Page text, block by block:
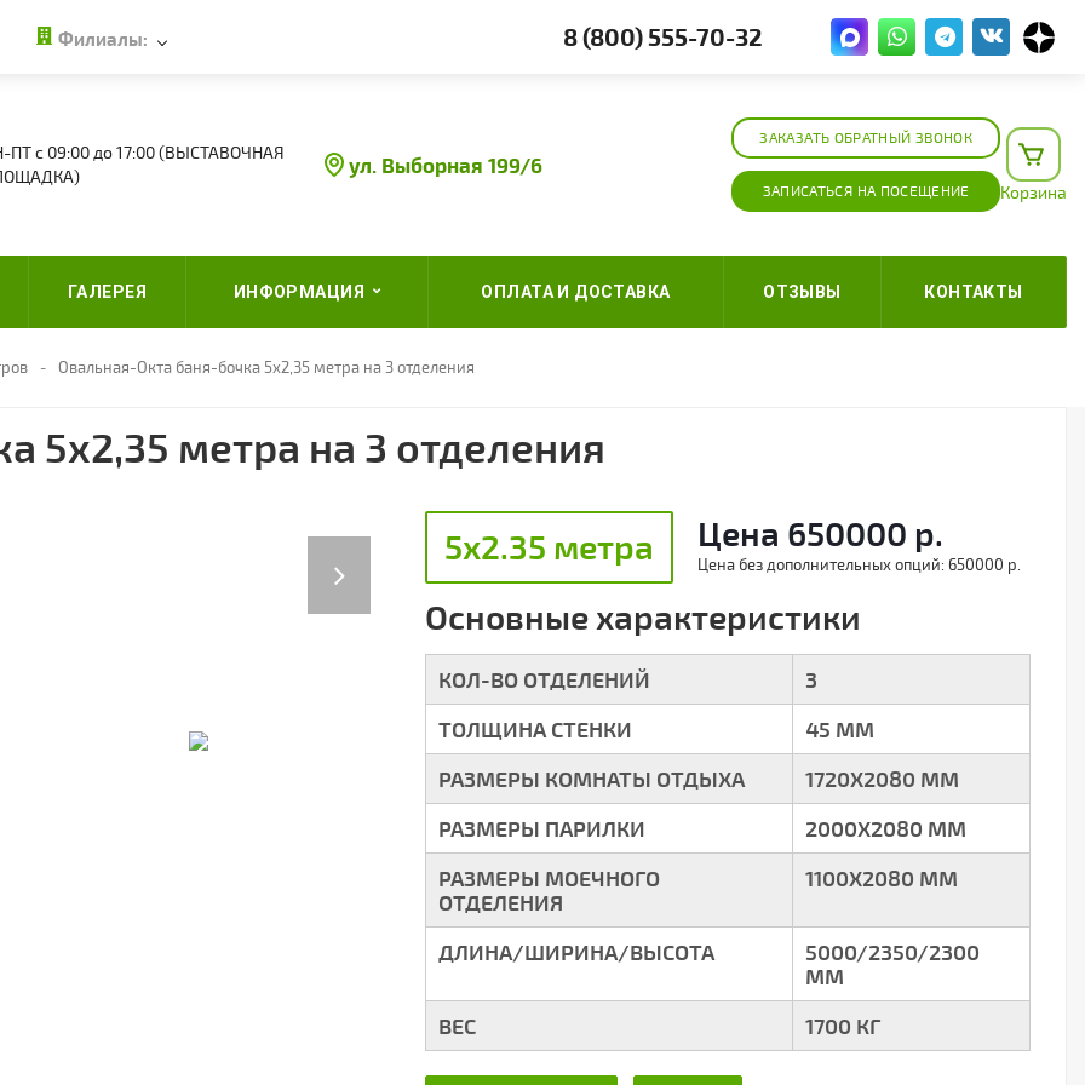
Филиалы: 8 (800) 555-70-32
ПТ с 09:00 до 17:00 (ВЫСТАВОЧНАЯ
ул. Выборная 199/6
ЗАКАЗАТЬ ОБРАТНЫЙ ЗВОНОК
ЗАПИСАТЬСЯ НА ПОСЕЩЕНИЕ Корзина
ГАЛЕРЕЯ ИНФОРМАЦИЯ ОПЛАТА И ДОСТАВКА ОТЗЫВЫ КОНТАКТЫ
Овальная-Окта баня-бочка 5х2,35 метра на 3 отделения
5х2,35 метра на 3 отделения
5х2.35 метра Цена 650000 р.
Цена без дополнительных опций: 650000 р.
Основные характеристики
КОЛ-ВО ОТДЕЛЕНИЙ
3
ТОЛЩИНА СТЕНКИ
45 ММ
РАЗМЕРЫ КОМНАТЫ ОТДЫХА
1720Х2080 ММ
РАЗМЕРЫ ПАРИЛКИ
2000Х2080 ММ
РАЗМЕРЫ МОЕЧНОГО
ОТДЕЛЕНИЯ
1100Х2080 ММ
ДЛИНА/ШИРИНА/ВЫСОТА
5000/2350/2300
ММ
ВЕС
1700 КГ